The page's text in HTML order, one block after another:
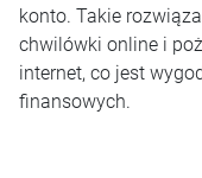
konto. Takie
chwilówki online i
internet, co jest
finansowych.